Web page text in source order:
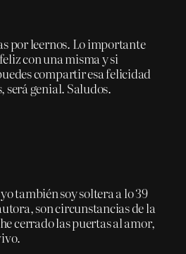
por leernos. Lo importante
con una misma y si
compartir esa felicidad
será genial. Saludos.
también soy soltera a lo 39
son circunstancias de la
cerrado las puertas al amor,